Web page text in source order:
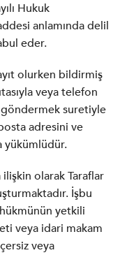
Hukuk
anlamında delil
eder.
olurken bildirmiş
veya telefon
göndermek suretiyle
adresini ve
yükümlüdür.
olarak Taraflar
İşbu
yetkili
veya idari makam
veya